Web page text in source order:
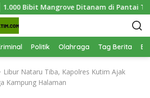
Mangrove Ditanam di Pantai Teluk
Politik Olahraga Tag Berita
Libur Nataru Tiba, Kapolres Kutim Ajak
Kampung Halaman